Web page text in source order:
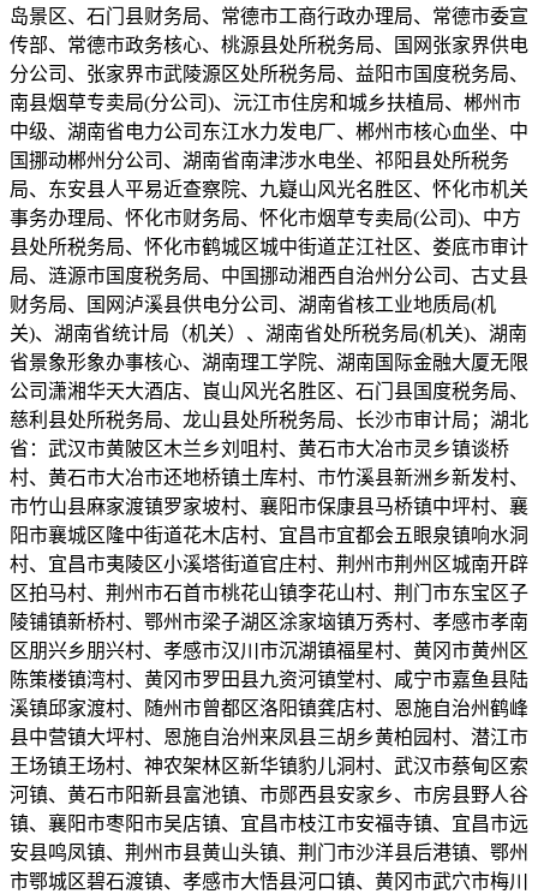
岛景区、石门县财务局、常德市工商行政办理局、常德市委宣
传部、常德市政务核心、桃源县处所税务局、国网张家界供电
分公司、张家界市武陵源区处所税务局、益阳市国度税务局、
南县烟草专卖局(分公司)、沅江市住房和城乡扶植局、郴州市
中级、湖南省电力公司东江水力发电厂、郴州市核心血坐、中
国挪动郴州分公司、湖南省南津涉水电坐、祁阳县处所税务
局、东安县人平易近查察院、九嶷山风光名胜区、怀化市机关
事务办理局、怀化市财务局、怀化市烟草专卖局(公司)、中方
县处所税务局、怀化市鹤城区城中街道芷江社区、娄底市审计
局、涟源市国度税务局、中国挪动湘西自治州分公司、古丈县
财务局、国网泸溪县供电分公司、湖南省核工业地质局(机
关)、湖南省统计局（机关）、湖南省处所税务局(机关)、湖南
省景象形象办事核心、湖南理工学院、湖南国际金融大厦无限
公司潇湘华天大酒店、崀山风光名胜区、石门县国度税务局、
慈利县处所税务局、龙山县处所税务局、长沙市审计局；湖北
省：武汉市黄陂区木兰乡刘咀村、黄石市大冶市灵乡镇谈桥
村、黄石市大冶市还地桥镇土库村、市竹溪县新洲乡新发村、
市竹山县麻家渡镇罗家坡村、襄阳市保康县马桥镇中坪村、襄
阳市襄城区隆中街道花木店村、宜昌市宜都会五眼泉镇响水洞
村、宜昌市夷陵区小溪塔街道官庄村、荆州市荆州区城南开辟
区拍马村、荆州市石首市桃花山镇李花山村、荆门市东宝区子
陵铺镇新桥村、鄂州市梁子湖区涂家垴镇万秀村、孝感市孝南
区朋兴乡朋兴村、孝感市汉川市沉湖镇福星村、黄冈市黄州区
陈策楼镇湾村、黄冈市罗田县九资河镇堂村、咸宁市嘉鱼县陆
溪镇邱家渡村、随州市曾都区洛阳镇龚店村、恩施自治州鹤峰
县中营镇大坪村、恩施自治州来凤县三胡乡黄柏园村、潜江市
王场镇王场村、神农架林区新华镇豹儿洞村、武汉市蔡甸区索
河镇、黄石市阳新县富池镇、市郧西县安家乡、市房县野人谷
镇、襄阳市枣阳市吴店镇、宜昌市枝江市安福寺镇、宜昌市远
安县鸣凤镇、荆州市县黄山头镇、荆门市沙洋县后港镇、鄂州
市鄂城区碧石渡镇、孝感市大悟县河口镇、黄冈市武穴市梅川